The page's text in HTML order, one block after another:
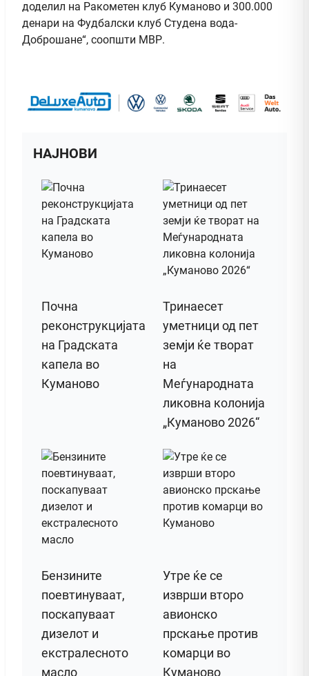
доделил на Ракометен клуб Куманово и 300.000
денари на Фудбалски клуб Студена вода-
Доброшане“, соопшти МВР.
НАЈНОВИ
Почна
реконструкцијата
на Градската
капела во
Куманово
Тринаесет
уметници од пет
земји ќе творат
на
Меѓународната
ликовна колонија
„Куманово 2026“
Бензините
поевтинуваат,
поскапуваат
дизелот и
екстралесното
масло
Утре ќе се
изврши второ
авионско
прскање против
комарци во
Куманово